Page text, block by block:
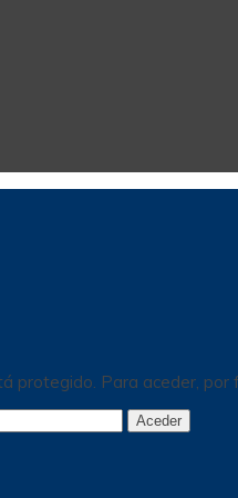
protegido. Para aceder, por